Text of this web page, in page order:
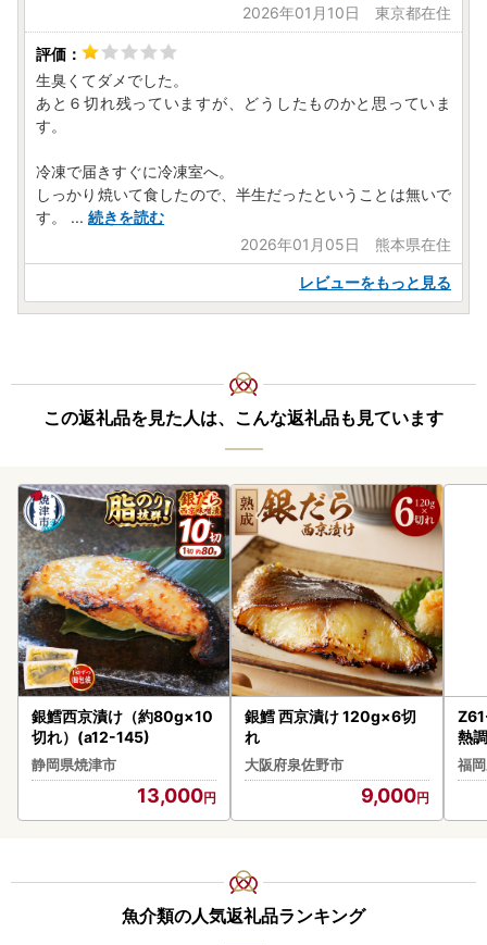
2026年01月10日 東京都在住
生臭くてダメでした。
あと６切れ残っていますが、どうしたものかと思っていま
す。
冷凍で届きすぐに冷凍室へ。
しっかり焼いて食したので、半生だったということは無いで
す。
... 続きを読む
2026年01月05日 熊本県在住
レビューをもっと見る
この返礼品を見た人は、こんな返礼品も見ています
銀鱈西京漬け（約80g×10
切れ）(a12-145)
静岡県焼津市
13,000
銀鱈 西京漬け 120g×6切
れ
大阪府泉佐野市
9,000
熱
け
福
魚介類の人気返礼品ランキング